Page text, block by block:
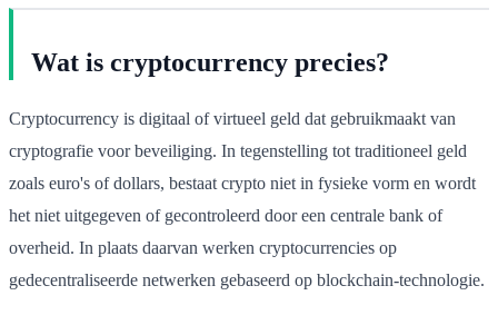
Wat is cryptocurrency precies?
Cryptocurrency is digitaal of virtueel geld dat gebruikmaakt van
cryptografie voor beveiliging. In tegenstelling tot traditioneel geld
zoals euro's of dollars, bestaat crypto niet in fysieke vorm en wordt
het niet uitgegeven of gecontroleerd door een centrale bank of
overheid. In plaats daarvan werken cryptocurrencies op
gedecentraliseerde netwerken gebaseerd op blockchain-technologie.